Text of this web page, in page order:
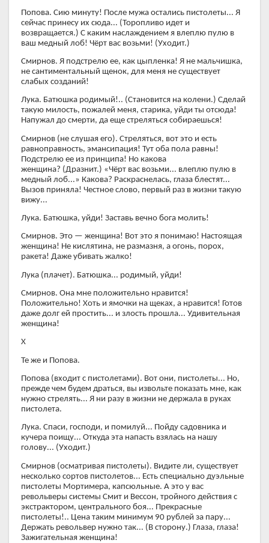
Попова. Сию минуту! После мужа остались пистолеты... Я
сейчас принесу их сюда... (Торопливо идет и
возвращается.) С каким наслаждением я влеплю пулю в
ваш медный лоб! Чёрт вас возьми! (Уходит.)
Смирнов. Я подстрелю ее, как цыпленка! Я не мальчишка,
не сантиментальный щенок, для меня не существует
слабых созданий!
Лука. Батюшка родимый!.. (Становится на колени.) Сделай
такую милость, пожалей меня, старика, уйди ты отсюда!
Напужал до смерти, да еще стреляться собираешься!
Смирнов (не слушая его). Стреляться, вот это и есть
равноправность, эмансипация! Тут оба пола равны!
Подстрелю ее из принципа! Но какова
женщина? (Дразнит.) «Чёрт вас возьми... влеплю пулю в
медный лоб...» Какова? Раскраснелась, глаза блестят...
Вызов приняла! Честное слово, первый раз в жизни такую
вижу...
Лука. Батюшка, уйди! Заставь вечно бога молить!
Смирнов. Это — женщина! Вот это я понимаю! Настоящая
женщина! Не кислятина, не размазня, а огонь, порох,
ракета! Даже убивать жалко!
Лука (плачет). Батюшка... родимый, уйди!
Смирнов. Она мне положительно нравится!
Положительно! Хоть и ямочки на щеках, а нравится! Готов
даже долг ей простить... и злость прошла... Удивительная
женщина!
X
Те же и Попова.
Попова (входит с пистолетами). Вот они, пистолеты... Но,
прежде чем будем драться, вы извольте показать мне, как
нужно стрелять... Я ни разу в жизни не держала в руках
пистолета.
Лука. Спаси, господи, и помилуй... Пойду садовника и
кучера поищу... Откуда эта напасть взялась на нашу
голову... (Уходит.)
Смирнов (осматривая пистолеты). Видите ли, существует
несколько сортов пистолетов... Есть специально дуэльные
пистолеты Мортимера, капсюльные. А это у вас
револьверы системы Смит и Вессон, тройного действия с
экстрактором, центрального боя... Прекрасные
пистолеты!.. Цена таким минимум 90 рублей за пару...
Держать револьвер нужно так... (В сторону.) Глаза, глаза!
Зажигательная женщина!